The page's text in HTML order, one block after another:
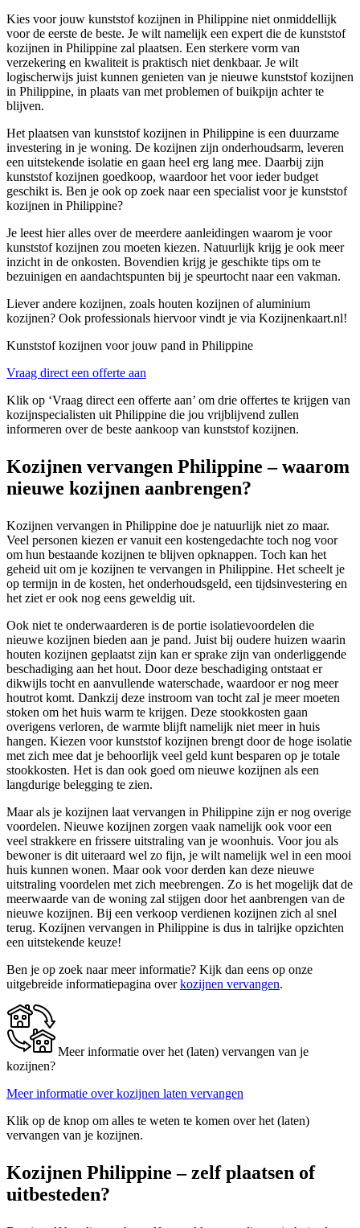
Kies voor jouw kunststof kozijnen in Philippine niet onmiddellijk
voor de eerste de beste. Je wilt namelijk een expert die de kunststof
kozijnen in Philippine zal plaatsen. Een sterkere vorm van
verzekering en kwaliteit is praktisch niet denkbaar. Je wilt
logischerwijs juist kunnen genieten van je nieuwe kunststof kozijnen
in Philippine, in plaats van met problemen of buikpijn achter te
blijven.
Het plaatsen van kunststof kozijnen in Philippine is een duurzame
investering in je woning. De kozijnen zijn onderhoudsarm, leveren
een uitstekende isolatie en gaan heel erg lang mee. Daarbij zijn
kunststof kozijnen goedkoop, waardoor het voor ieder budget
geschikt is. Ben je ook op zoek naar een specialist voor je kunststof
kozijnen in Philippine?
Je leest hier alles over de meerdere aanleidingen waarom je voor
kunststof kozijnen zou moeten kiezen. Natuurlijk krijg je ook meer
inzicht in de onkosten. Bovendien krijg je geschikte tips om te
bezuinigen en aandachtspunten bij je speurtocht naar een vakman.
Liever andere kozijnen, zoals houten kozijnen of aluminium
kozijnen? Ook professionals hiervoor vindt je via Kozijnenkaart.nl!
Kunststof kozijnen voor jouw pand in Philippine
Vraag direct een offerte aan
Klik op ‘Vraag direct een offerte aan’ om drie offertes te krijgen van
kozijnspecialisten uit Philippine die jou vrijblijvend zullen
informeren over de beste aankoop van kunststof kozijnen.
Kozijnen vervangen Philippine – waarom
nieuwe kozijnen aanbrengen?
Kozijnen vervangen in Philippine doe je natuurlijk niet zo maar.
Veel personen kiezen er vanuit een kostengedachte toch nog voor
om hun bestaande kozijnen te blijven opknappen. Toch kan het
geheid uit om je kozijnen te vervangen in Philippine. Het scheelt je
op termijn in de kosten, het onderhoudsgeld, een tijdsinvestering en
het ziet er ook nog eens geweldig uit.
Ook niet te onderwaarderen is de portie isolatievoordelen die
nieuwe kozijnen bieden aan je pand. Juist bij oudere huizen waarin
houten kozijnen geplaatst zijn kan er sprake zijn van onderliggende
beschadiging aan het hout. Door deze beschadiging ontstaat er
dikwijls tocht en aanvullende waterschade, waardoor er nog meer
houtrot komt. Dankzij deze instroom van tocht zal je meer moeten
stoken om het huis warm te krijgen. Deze stookkosten gaan
overigens verloren, de warmte blijft namelijk niet meer in huis
hangen. Kiezen voor kunststof kozijnen brengt door de hoge isolatie
met zich mee dat je behoorlijk veel geld kunt besparen op je totale
stookkosten. Het is dan ook goed om nieuwe kozijnen als een
langdurige belegging te zien.
Maar als je kozijnen laat vervangen in Philippine zijn er nog overige
voordelen. Nieuwe kozijnen zorgen vaak namelijk ook voor een
veel strakkere en frissere uitstraling van je woonhuis. Voor jou als
bewoner is dit uiteraard wel zo fijn, je wilt namelijk wel in een mooi
huis kunnen wonen. Maar ook voor derden kan deze nieuwe
uitstraling voordelen met zich meebrengen. Zo is het mogelijk dat de
meerwaarde van de woning zal stijgen door het aanbrengen van de
nieuwe kozijnen. Bij een verkoop verdienen kozijnen zich al snel
terug. Kozijnen vervangen in Philippine is dus in talrijke opzichten
een uitstekende keuze!
Ben je op zoek naar meer informatie? Kijk dan eens op onze
uitgebreide informatiepagina overkozijnen vervangen.
Meer informatie over het (laten) vervangen van je
kozijnen?
Meer informatie over kozijnen laten vervangen
Klik op de knop om alles te weten te komen over het (laten)
vervangen van je kozijnen.
Kozijnen Philippine – zelf plaatsen of
uitbesteden?